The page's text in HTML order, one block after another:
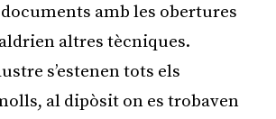
amb les obertures
altres tècniques.
s’estenen tots els
al dipòsit on es trobaven